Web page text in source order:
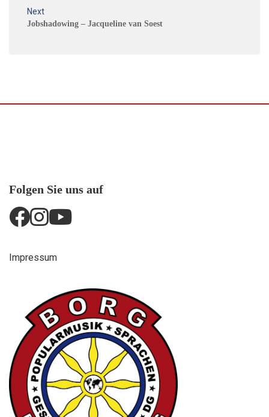
Next
Jobshadowing – Jacqueline van Soest
Folgen Sie uns auf
Impressum